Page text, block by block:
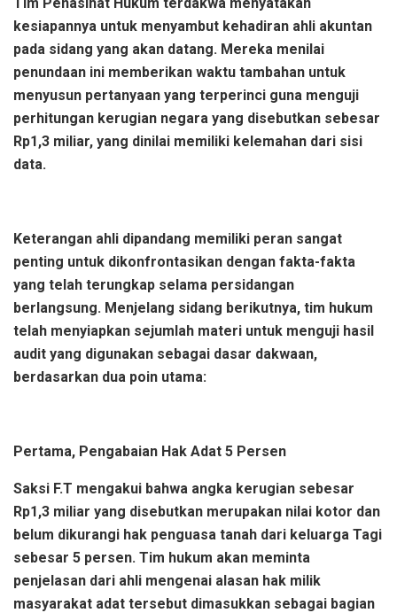
kesiapannya untuk menyambut kehadiran ahli akuntan
pada sidang yang akan datang. Mereka menilai
penundaan ini memberikan waktu tambahan untuk
menyusun pertanyaan yang terperinci guna menguji
perhitungan kerugian negara yang disebutkan sebesar
Rp1,3 miliar, yang dinilai memiliki kelemahan dari sisi
data.
Keterangan ahli dipandang memiliki peran sangat
penting untuk dikonfrontasikan dengan fakta-fakta
yang telah terungkap selama persidangan
berlangsung. Menjelang sidang berikutnya, tim hukum
telah menyiapkan sejumlah materi untuk menguji hasil
audit yang digunakan sebagai dasar dakwaan,
berdasarkan dua poin utama:
Pertama, Pengabaian Hak Adat 5 Persen
Saksi F.T mengakui bahwa angka kerugian sebesar
Rp1,3 miliar yang disebutkan merupakan nilai kotor dan
belum dikurangi hak penguasa tanah dari keluarga Tagi
sebesar 5 persen. Tim hukum akan meminta
penjelasan dari ahli mengenai alasan hak milik
masyarakat adat tersebut dimasukkan sebagai bagian